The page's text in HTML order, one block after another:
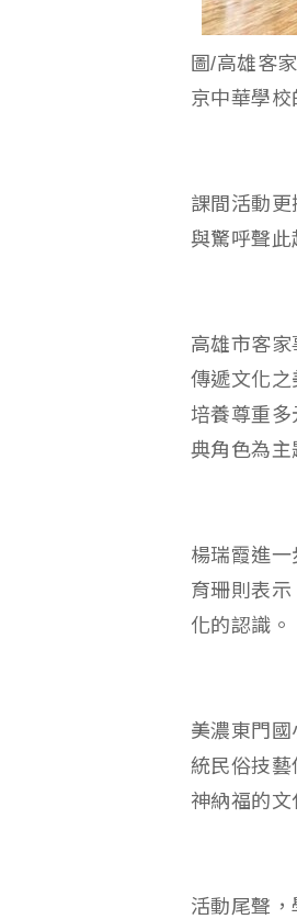
圖/高雄客
京中華學校
課間活動
與驚呼聲此
高雄市客
傳遞文化
培養尊重
典角色為主
楊瑞霞進
育珊則表
化的認識。
美濃東門
統民俗技
神納福的文
活動尾聲